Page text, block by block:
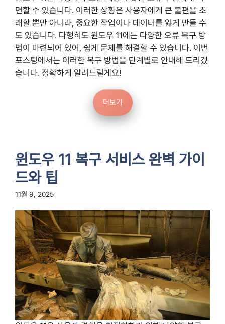
면할 수 있습니다. 이러한 상황은 사용자에게 큰 불편을 초
래할 뿐만 아니라, 중요한 작업이나 데이터를 잃게 만들 수
도 있습니다. 다행히도 윈도우 11에는 다양한 오류 복구 방
법이 마련되어 있어, 쉽게 문제를 해결할 수 있습니다. 이번
포스팅에서는 이러한 복구 방법을 단계별로 안내해 드리겠
습니다. 정확하게 알려드릴게요!
더보기
윈도우 11 복구 서비스 완벽 가이
드와 팁
11월 9, 2025